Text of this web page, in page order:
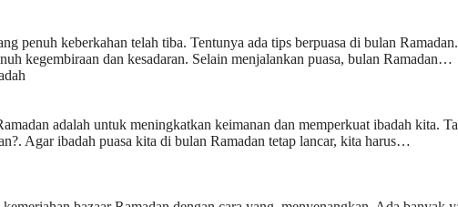
penuh keberkahan telah tiba. Tentunya ada tips berpuasa di bulan
kegembiraan dan kesadaran. Selain menjalankan puasa, bulan Ramadan…
adalah untuk meningkatkan keimanan dan memperkuat ibadah kita.
Agar ibadah puasa kita di bulan Ramadan tetap lancar, kita harus…